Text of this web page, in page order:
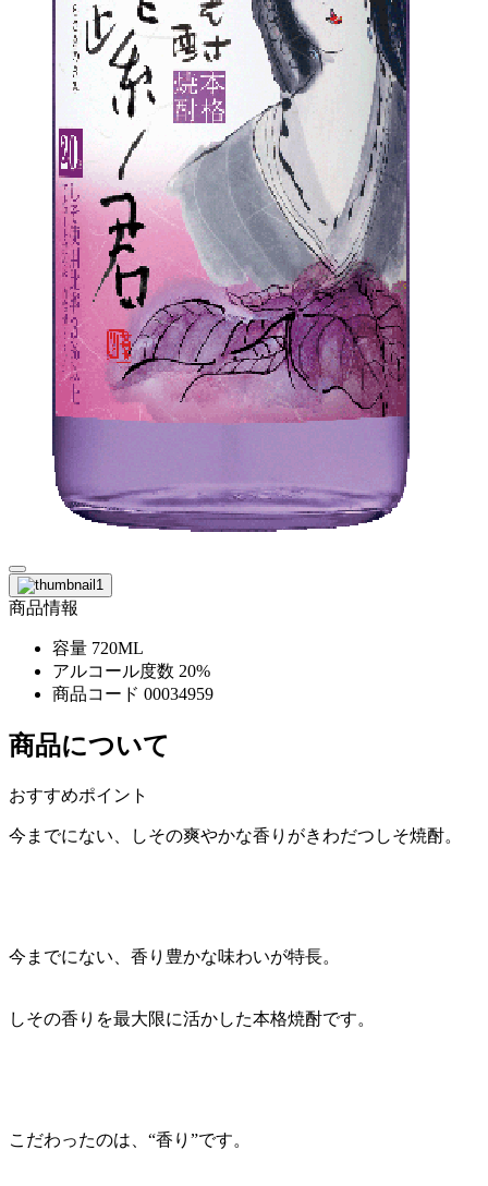
商品情報
容量 720ML
アルコール度数 20%
商品コード 00034959
商品について
おすすめポイント
今までにない、しその爽やかな香りがきわだつしそ焼酎。
今までにない、香り豊かな味わいが特長。
しその香りを最大限に活かした本格焼酎です。
こだわったのは、“香り”です。